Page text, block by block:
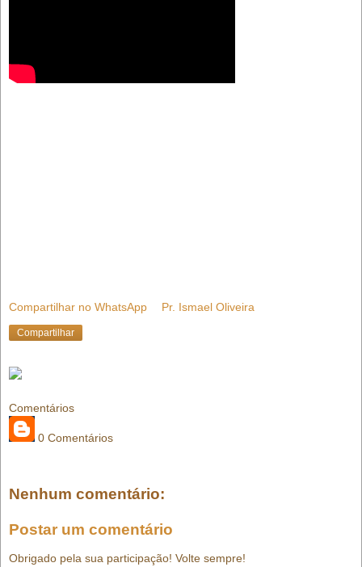
Compartilhar no WhatsApp Pr. Ismael Oliveira
Compartilhar
Comentários
0 Comentários
Nenhum comentário:
Postar um comentário
Obrigado pela sua participação! Volte sempre!